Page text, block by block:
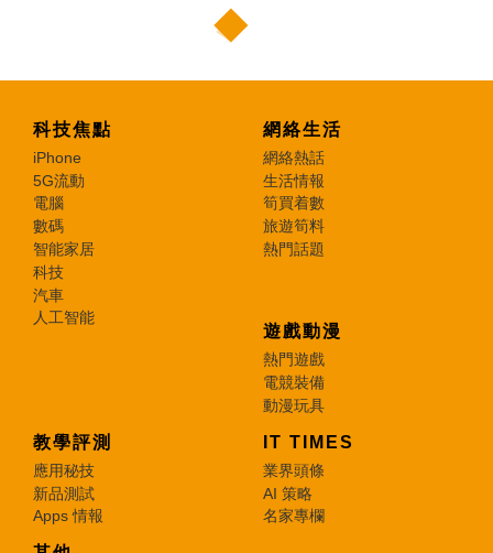
科技焦點
iPhone
5G流動
電腦
數碼
智能家居
科技
汽車
人工智能
網絡生活
網絡熱話
生活情報
筍買着數
旅遊筍料
熱門話題
遊戲動漫
熱門遊戲
電競裝備
動漫玩具
教學評測
應用秘技
新品測試
Apps 情報
IT TIMES
業界頭條
AI 策略
名家專欄